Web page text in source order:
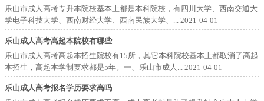
乐山市成人高考专升本院校基本上都是本科院校，有四川大学、西南交通大
学电子科技大学、西南财经大学、西南民族大学、... 2021-04-01
乐山成人高考高起本院校有哪些
乐山市成人高考高起本招生院校有15所，其它本科院校基本上都取消了高起
本招生，高起本学制要求都是5年。一、乐山市成人... 2021-04-01
乐山成人高考报名学历要求高吗